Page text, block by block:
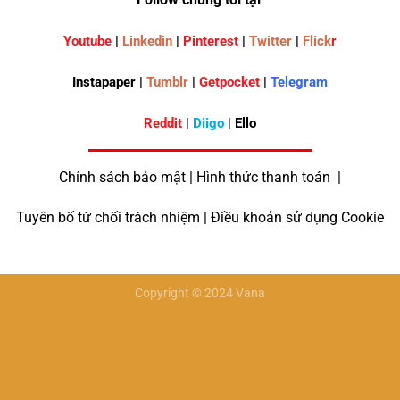
Youtube | Linkedin | Pinterest | Twitter | Flickr
Instapaper | Tumblr | Getpocket | Telegram
Reddit | Diigo | Ello
Chính sách bảo mật | Hình thức thanh toán |
Tuyên bố từ chối trách nhiệm | Điều khoản sử dụng Cookie
Copyright © 2024 Vana